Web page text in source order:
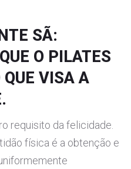
SÃ:
O PILATES
QUE VISA A
requisito da felicidade.
física é a obtenção e